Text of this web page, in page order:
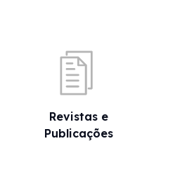
Revistas e
Publicações